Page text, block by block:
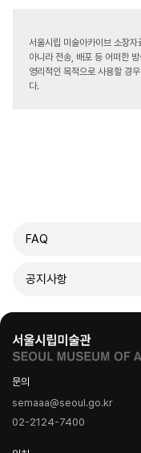
서울시립 미술아카이브 소장
아니라 전송, 배포 등 어떠한
영리적인 목적으로 사용할 경
다.
FAQ
공지사항
문의
semaaa@seoul.go.kr
02-2124-7400